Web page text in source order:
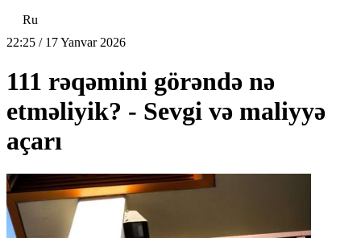
Ru
22:25 / 17 Yanvar 2026
111 rəqəmini görəndə nə
etməliyik? - Sevgi və maliyyə
açarı